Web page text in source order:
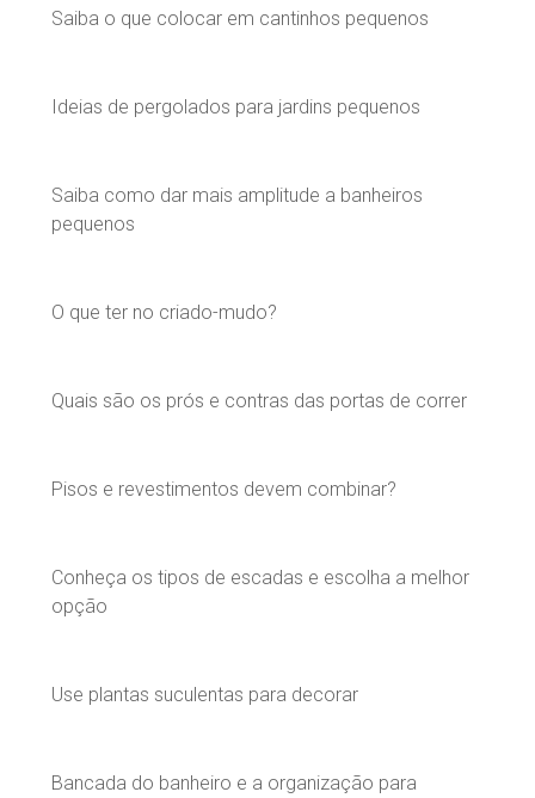
Saiba o que colocar em cantinhos pequenos
Ideias de pergolados para jardins pequenos
Saiba como dar mais amplitude a banheiros
pequenos
O que ter no criado-mudo?
Quais são os prós e contras das portas de correr
Pisos e revestimentos devem combinar?
Conheça os tipos de escadas e escolha a melhor
opção
Use plantas suculentas para decorar
Bancada do banheiro e a organização para